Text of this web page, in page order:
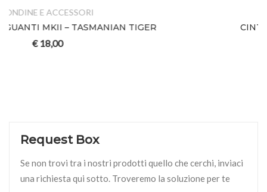
CINTURA SECRET SERVICE D.
Request Box
Se non trovi tra i nostri prodotti quello che cerchi, inviaci
una richiesta qui sotto. Troveremo la soluzione per te